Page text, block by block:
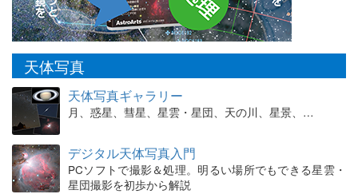
天体写真
天体写真ギャラリー
月、惑星、彗星、星雲・星団、天の川、星景、…
デジタル天体写真入門
PCソフトで撮影＆処理。明るい場所でもできる星雲・
星団撮影を初歩から解説